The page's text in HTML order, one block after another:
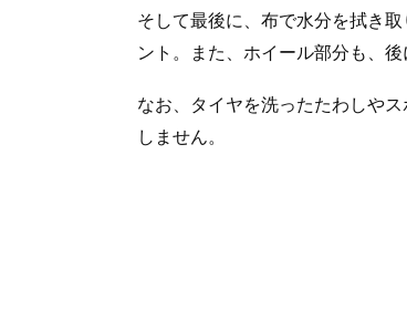
そして最後に、布で水分を拭き
ント。また、ホイール部分も、
なお、タイヤを洗ったたわしや
しません。